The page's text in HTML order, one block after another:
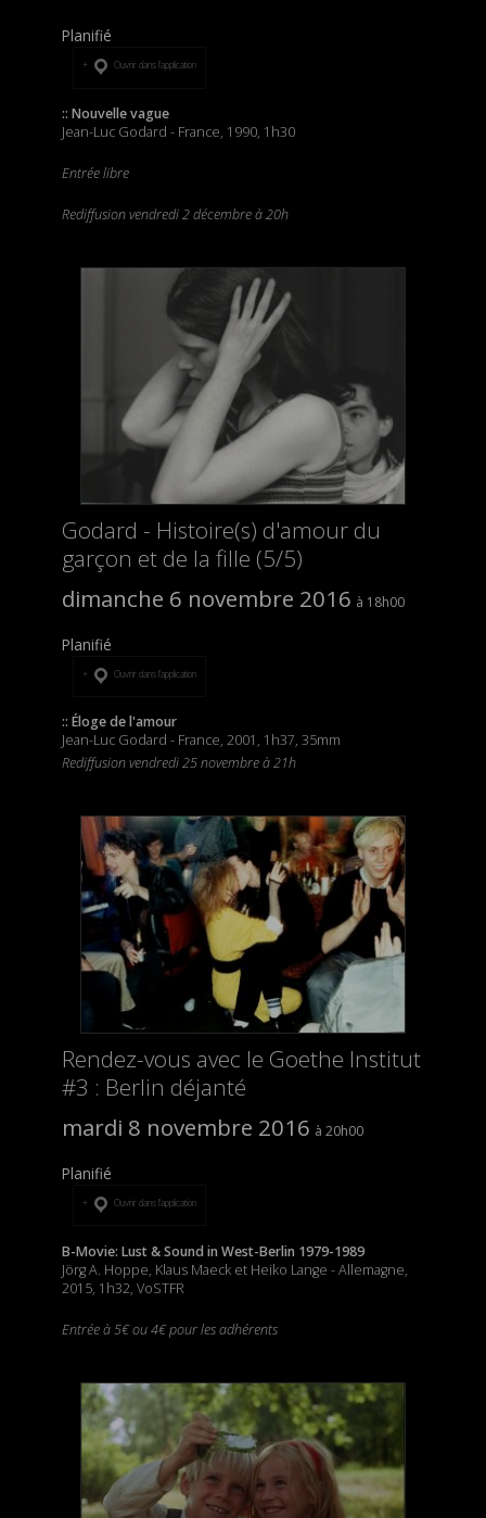
Planifié
Ouvrir dans l’application
:: Nouvelle vague
Jean-Luc Godard - France, 1990, 1h30
Entrée libre
Rediffusion vendredi 2 décembre à 20h
Godard - Histoire(s) d'amour du
garçon et de la fille (5/5)
dimanche 6 novembre 2016
18h00
Planifié
Ouvrir dans l’application
:: Éloge de l'amour
Jean-Luc Godard - France, 2001, 1h37, 35mm
Rediffusion vendredi 25 novembre à 21h
Rendez-vous avec le Goethe Institut
#3 : Berlin déjanté
mardi 8 novembre 2016
20h00
Planifié
Ouvrir dans l’application
B-Movie: Lust & Sound in West-Berlin 1979-1989
Jörg A. Hoppe, Klaus Maeck et Heiko Lange - Allemagne,
2015, 1h32, VoSTFR
Entrée à 5€ ou 4€ pour les adhérents